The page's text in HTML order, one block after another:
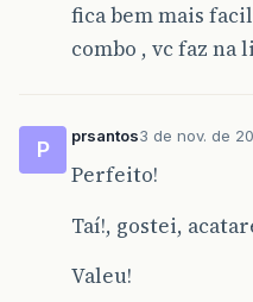
fica bem mais
combo , vc faz na
P
prsantos3 de nov. de
Perfeito!
Taí!, gostei,
Valeu!